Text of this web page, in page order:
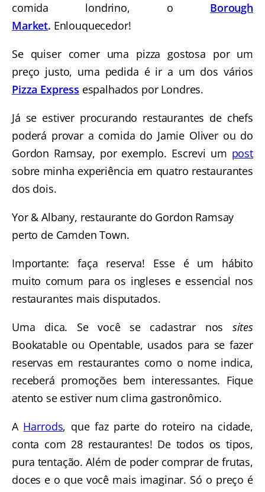
comida londrino, o Borough
Market. Enlouquecedor!
Se quiser comer uma pizza gostosa por um
preço justo, uma pedida é ir a um dos vários
Pizza Express espalhados por Londres.
Já se estiver procurando restaurantes de chefs
poderá provar a comida do Jamie Oliver ou do
Gordon Ramsay, por exemplo. Escrevi um post
sobre minha experiência em quatro restaurantes
dos dois.
Yor & Albany, restaurante do Gordon Ramsay
perto de Camden Town.
Importante: faça reserva! Esse é um hábito
muito comum para os ingleses e essencial nos
restaurantes mais disputados.
Uma dica. Se você se cadastrar nos sites
Bookatable ou Opentable, usados para se fazer
reservas em restaurantes como o nome indica,
receberá promoções bem interessantes. Fique
atento se estiver num clima gastronômico.
A Harrods, que faz parte do roteiro na cidade,
conta com 28 restaurantes! De todos os tipos,
pura tentação. Além de poder comprar de frutas,
doces e o que você mais imaginar. Só o preço é